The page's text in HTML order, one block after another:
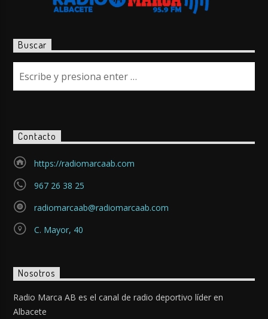
Buscar
Contacto
https://radiomarcaab.com
967 26 38 25
radiomarcaab@radiomarcaab.com
C. Mayor, 40
Nosotros
Radio Marca AB es el canal de radio deportivo líder en
Albacete